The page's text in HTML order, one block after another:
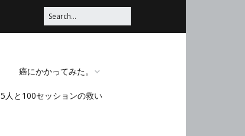
癌にかかってみた。
脳みそほじくられてみ
5人と100セッションの救い